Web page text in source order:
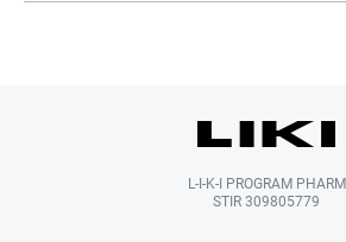
L-I-K-I PROGRAM PHARM
STIR 309805779